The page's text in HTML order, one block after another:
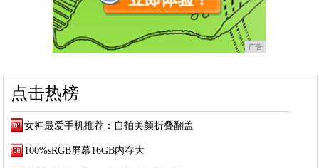
广告
点击热榜
女神最爱手机推荐：自拍美颜折叠翻盖
100%sRGB屏幕16GB内存大